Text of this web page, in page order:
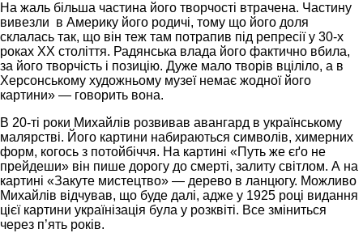
На жаль більша частина його творчості втрачена. Частину
вивезли в Америку його родичі, тому що його доля
склалась так, що він теж там потрапив під репресії у 30-х
роках ХХ століття. Радянська влада його фактично вбила,
за його творчість і позицію. Дуже мало творів вціліло, а в
Херсонському художньому музеї немає жодної його
картини» — говорить вона.
В 20-ті роки Михайлів розвивав авангард в українському
малярстві. Його картини набираються символів, химерних
форм, когось з потойбіччя. На картині «Путь же єґо не
прейдеши» він пише дорогу до смерті, залиту світлом. А на
картині «Закуте мистецтво» — дерево в ланцюгу. Можливо
Михайлів відчував, що буде далі, адже у 1925 році видання
цієї картини українізація була у розквіті. Все зміниться
через п’ять років.